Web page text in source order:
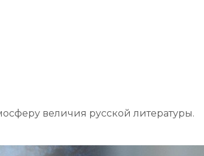
величия русской литературы.